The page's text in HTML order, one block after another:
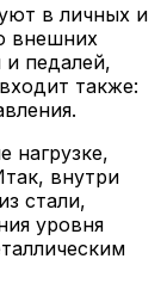
в личных и
внешних
и педалей,
также:
нагрузке,
внутри
стали,
уровня